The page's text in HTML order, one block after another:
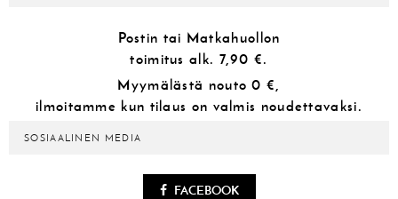
Postin tai Matkahuollon
toimitus alk. 7,90 €.
Myymälästä nouto 0 €,
ilmoitamme kun tilaus on valmis noudettavaksi.
SOSIAALINEN MEDIA
FACEBOOK